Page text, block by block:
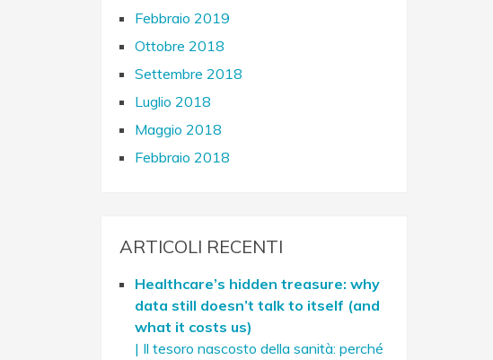
Febbraio 2019
Ottobre 2018
Settembre 2018
Luglio 2018
Maggio 2018
Febbraio 2018
ARTICOLI RECENTI
Healthcare’s hidden treasure: why
data still doesn’t talk to itself (and
what it costs us)
| Il tesoro nascosto della sanità: perché